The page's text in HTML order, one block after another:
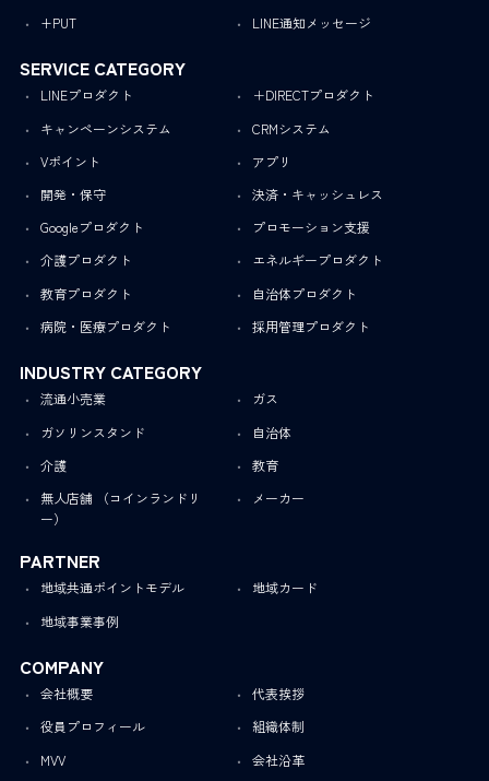
+PUT
LINE通知メッセージ
SERVICE CATEGORY
LINEプロダクト
＋DIRECTプロダクト
キャンペーンシステム
CRMシステム
Vポイント
アプリ
開発・保守
決済・キャッシュレス
Googleプロダクト
プロモーション支援
介護プロダクト
エネルギープロダクト
教育プロダクト
自治体プロダクト
病院・医療プロダクト
採用管理プロダクト
INDUSTRY CATEGORY
流通小売業
ガス
ガソリンスタンド
自治体
介護
教育
無人店舗 （コインランドリ
ー）
メーカー
PARTNER
地域共通ポイントモデル
地域カード
地域事業事例
COMPANY
会社概要
代表挨拶
役員プロフィール
組織体制
MVV
会社沿革